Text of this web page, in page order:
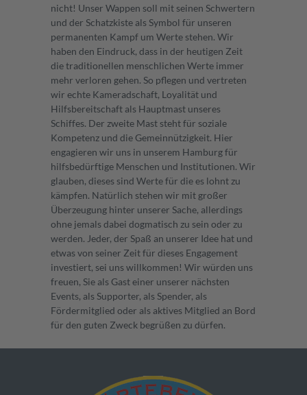
nicht! Unser Wappen soll mit seinen Schwertern
und der Schatzkiste als Symbol für unseren
permanenten Kampf um Werte stehen. Wir
haben den Eindruck, dass in der heutigen Zeit
die traditionellen menschlichen Werte immer
mehr verloren gehen. So pflegen und vertreten
wir echte Kameradschaft, Loyalität und
Hilfsbereitschaft als Hauptmast unseres
Schiffes. Der zweite Mast steht für soziale
Kompetenz und die Gemeinnützigkeit. Hier
engagieren wir uns in unserem Hamburg für
hilfsbedürftige Menschen und Institutionen. Wir
glauben, dieses sind Werte für die es lohnt zu
kämpfen. Natürlich stehen wir mit großer
Überzeugung hinter unserer Sache, allerdings
ohne jemals dabei dogmatisch zu sein oder zu
werden. Jeder, der Spaß an unserer Idee hat und
etwas von seiner Zeit für dieses Engagement
investiert, sei uns willkommen! Wir würden uns
freuen, Sie als Gast einer unserer nächsten
Events, als Supporter, als Spender, als
Fördermitglied oder als aktives Mitglied an Bord
für den guten Zweck begrüßen zu dürfen.